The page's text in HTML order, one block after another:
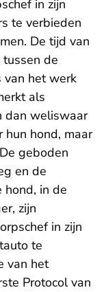
in zijn
te verbieden
De tijd van
de
van het werk
als
dan weliswaar
hun hond, maar
geboden
en de
hond, in de
zijn
in zijn
te
van het
Protocol van